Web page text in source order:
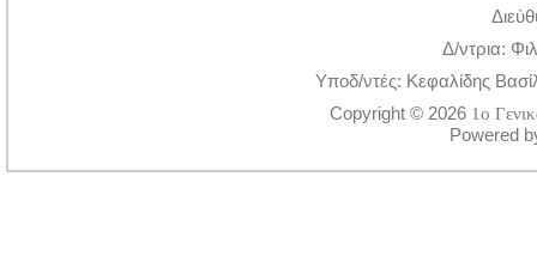
Δ/ντρια:
Υποδ/ντές: Κεφαλίδης
Copyright © 2026 1ο
Powered